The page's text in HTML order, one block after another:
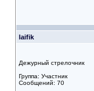
laifik
Дежурный стрелочник
Группа: Участник
Сообщений: 70